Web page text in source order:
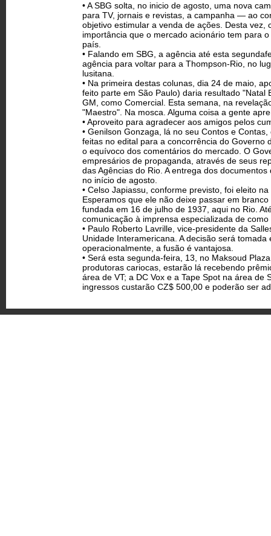
• A SBG solta, no inicio de agosto, uma nova
para TV, jornais e revistas, a campanha — ao
objetivo estimular a venda de ações. Desta
importância que o mercado acionário tem para
país.
• Falando em SBG, a agência até esta
agência para voltar para a Thompson-Rio, no
lusitana.
• Na primeira destas colunas, dia 24 de maio,
feito parte em São Paulo) daria resultado
GM, como Comercial. Esta semana, na
"Maestro". Na mosca. Alguma coisa a gente
• Aproveito para agradecer aos amigos pelos
• Genilson Gonzaga, lá no seu Contos e
feitas no edital para a concorrência do Governo
o equívoco dos comentários do mercado. O
empresários de propaganda, através de seus
das Agências do Rio. A entrega dos
no início de agosto.
• Celso Japiassu, conforme previsto, foi eleito
Esperamos que ele não deixe passar em
fundada em 16 de julho de 1937, aqui no Rio.
comunicação à imprensa especializada de
• Paulo Roberto Lavrille, vice-presidente da
Unidade Interamericana. A decisão será
operacionalmente, a fusão é vantajosa.
• Será esta segunda-feira, 13, no Maksoud
produtoras cariocas, estarão lá recebendo
área de VT; a DC Vox e a Tape Spot na área
ingressos custarão CZ$ 500,00 e poderão ser